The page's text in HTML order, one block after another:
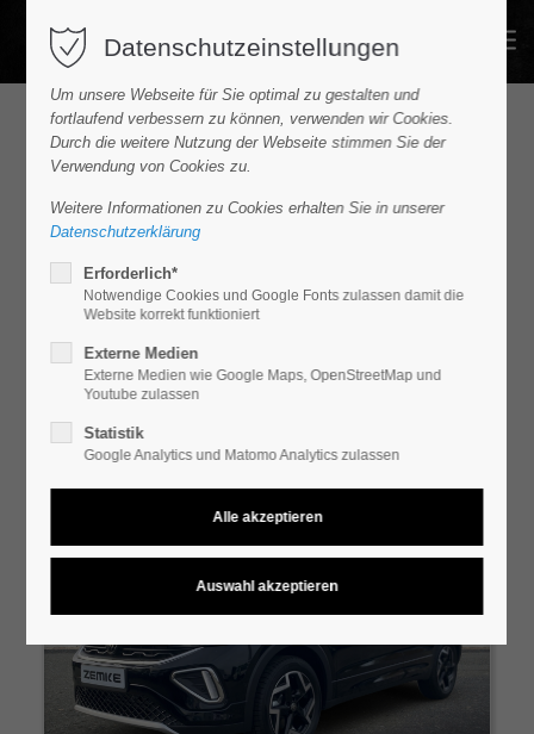
Datenschutzeinstellungen
Um unsere Webseite für Sie optimal zu gestalten und
fortlaufend verbessern zu können, verwenden wir Cookies.
Durch die weitere Nutzung der Webseite stimmen Sie der
Verwendung von Cookies zu.
Weitere Informationen zu Cookies erhalten Sie in unserer
Datenschutzerklärung
Erforderlich*
Notwendige Cookies und Google Fonts zulassen damit die
Website korrekt funktioniert
Externe Medien
Externe Medien wie Google Maps, OpenStreetMap und
Youtube zulassen
Statistik
Google Analytics und Matomo Analytics zulassen
Neue Suche
Suche verfeinern
Volkswagen T-Cross R-Line 1.0 l TSI DSG
sofort verfügbar